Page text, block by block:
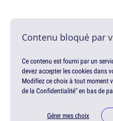
Contenu bloqué par
Ce contenu est fourni par un
devez accepter les cookies dans
Modifiez ce choix à tout moment
de la Confidentialité" en bas de
Gérer mes choix